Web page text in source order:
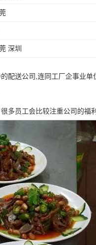
深圳
配送公司,连同工厂企事业单
多员工会比较注重公司的福利